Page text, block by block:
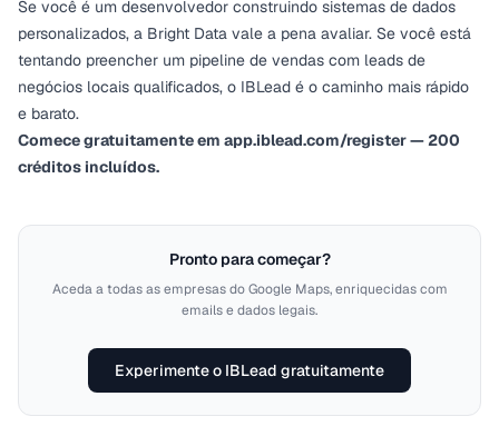
Se você é um desenvolvedor construindo sistemas de dados
personalizados, a Bright Data vale a pena avaliar. Se você está
tentando preencher um pipeline de vendas com leads de
negócios locais qualificados, o IBLead é o caminho mais rápido
e barato.
Comece gratuitamente em app.iblead.com/register— 200
créditos incluídos.
Pronto para começar?
Aceda a todas as empresas do Google Maps, enriquecidas com
emails e dados legais.
Experimente o IBLead gratuitamente